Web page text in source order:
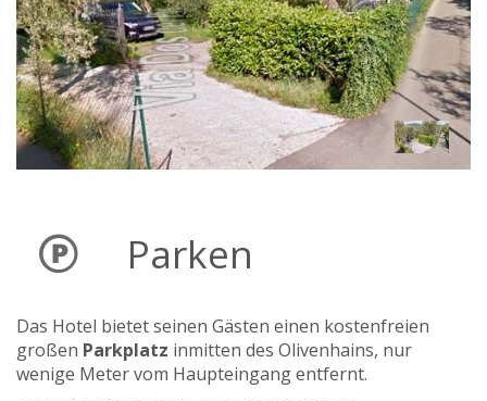
Parken
Das Hotel bietet seinen Gästen einen kostenfreien
großen Parkplatz inmitten des Olivenhains, nur
wenige Meter vom Haupteingang entfernt.